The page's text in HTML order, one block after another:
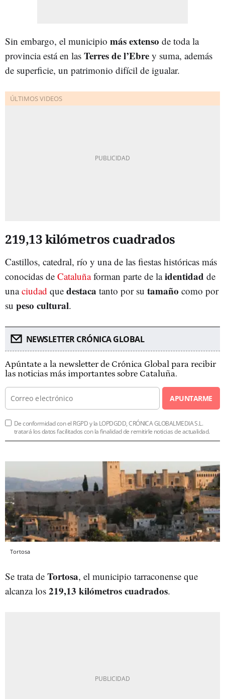
Sin embargo, el municipio másextenso de toda la
provincia está en las Terres de l’Ebre y suma, además
de superficie, un patrimonio difícil de igualar.
219,13 kilómetros cuadrados
Castillos, catedral, río y una de las fiestas históricas más
conocidas de Cataluñaforman parte de laidentidad de
unaciudad que destaca tanto por su tamaño como por
su peso cultural.
NEWSLETTER CRÓNICA GLOBAL
Apúntate a la newsletter de Crónica Global para recibir
las noticias más importantes sobre Cataluña.
APUNTARME
De conformidad con el RGPD y la LOPDGDD, CRÓNICA GLOBALMEDIA S.L.
tratará los datos facilitados con la finalidad de remitirle noticias de actualidad.
Tortosa
Se trata de Tortosa, el municipio tarraconense que
alcanza los 219,13 kilómetros cuadrados.